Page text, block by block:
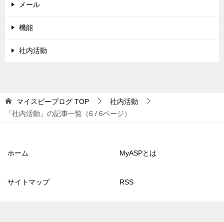
メール
機能
社内活動
マイスピーブログ TOP
社内活動
「社内活動」の記事一覧（6 / 6ページ）
ホーム MyASPとは
サイトマップ RSS